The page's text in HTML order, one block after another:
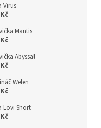
Virus
Mantis
Abyssal
Welen
Lovi Short